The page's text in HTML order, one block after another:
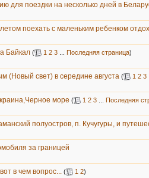
для поездки на несколько дней в
поехать с маленьким ребенком
Байкал ( 1 2 3 Последняя страница)
(Новый свет) в середине августа ( 1 2 3
море ( 1 2 3 Последняя
полуостров, п. Кучугуры, и
за границей
в чем вопрос... ( 1 2)